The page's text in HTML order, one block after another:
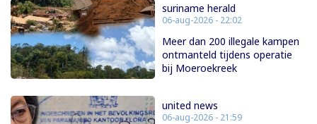
suriname herald
06-aug-2026 - 22:02
Meer dan 200 illegale kampen
ontmanteld tijdens operatie
bij Moeroekreek
united news
06-aug-2026 - 21:59